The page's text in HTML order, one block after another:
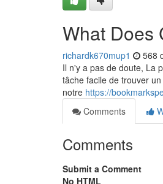
What Does
richardk670mup1 568
Il n'y a pas de doute, La
tâche facile de trouver
notre https://
Comments
Comments
Submit a Comment
No HTML